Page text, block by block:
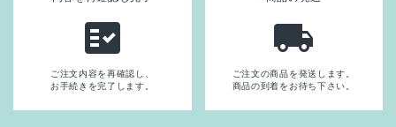
fact_check
ご注文内容を再確認し、
お手続きを完了します。
local_shipping
ご注文の商品を発送します。
商品の到着をお待ち下さい。